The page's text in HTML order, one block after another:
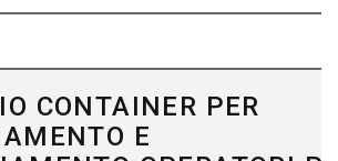
CONTAINER PER
E